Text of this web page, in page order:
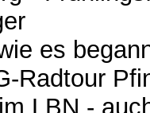
es
Radtour
LBN -